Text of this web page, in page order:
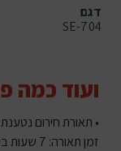
דגם
SE-704
ועוד כמה